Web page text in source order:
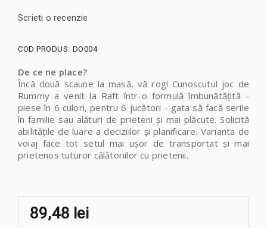
Scrieti o recenzie
COD PRODUS: DO004
De ce ne place?
Încă două scaune la masă, vă rog! Cunoscutul joc de
Rummy a venit la Raft într-o formulă îmbunătățită -
piese în 6 culori, pentru 6 jucători - gata să facă serile
în familie sau alături de prieteni și mai plăcute. Solicită
abilitățile de luare a deciziilor și planificare. Varianta de
voiaj face tot setul mai ușor de transportat și mai
prietenos tuturor călătoriilor cu prietenii.
89,48 lei